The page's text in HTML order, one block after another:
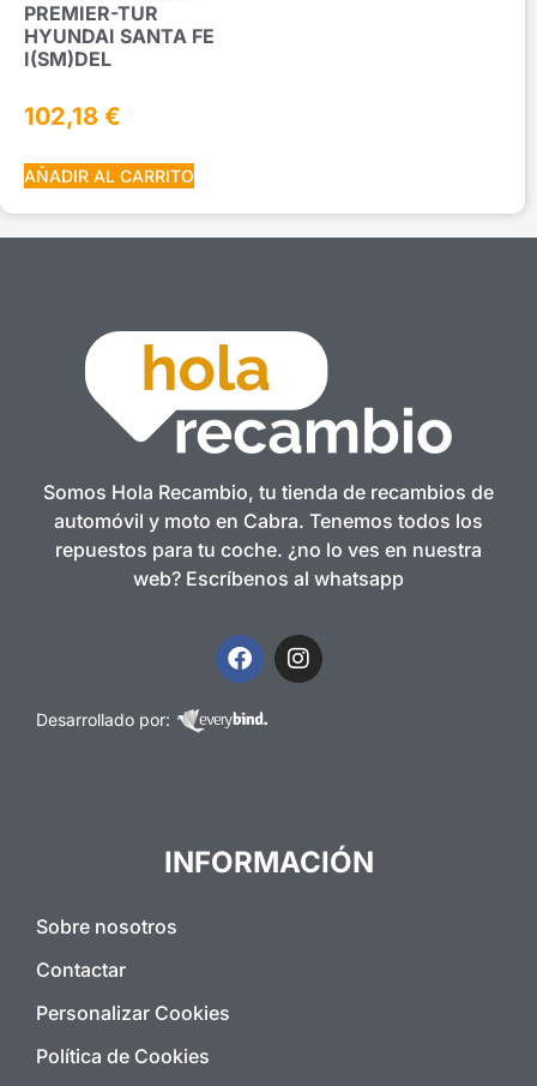
PREMIER-TUR
HYUNDAI SANTA FE
I(SM)DEL
102,18 €
AÑADIR AL CARRITO
Somos Hola Recambio, tu tienda de recambios de
automóvil y moto en Cabra. Tenemos todos los
repuestos para tu coche. ¿no lo ves en nuestra
web? Escríbenos al whatsapp
Desarrollado por:
INFORMACIÓN
Sobre nosotros
Contactar
Personalizar Cookies
Política de Cookies